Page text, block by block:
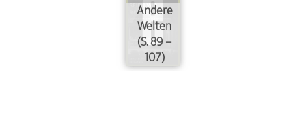
Andere
Welten
(S. 89 –
107)